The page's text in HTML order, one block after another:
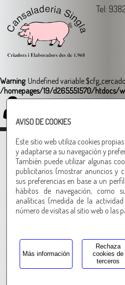
AVISO DE COOKIES
Este sitio web utiliza cookies
y adaptarse a su navegación y
También puede utilizar algunas
publicitarios (mostrar anuncios y
sus preferencias en base a un
hábitos de navegación, como
analíticas (medida de la
número de visitas al sitio web o las
Más información
Rechaza
cookies de
terceros
Tel:
Warning: Undefined variable
/homepages/19/d265551570/htdocs/
Login